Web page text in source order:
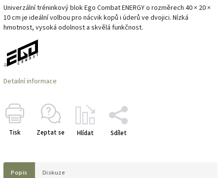
Univerzální tréninkový blok Ego Combat ENERGY o rozměrech 40 × 20 ×
10 cm je ideální volbou pro nácvik kopů i úderů ve dvojici. Nízká
hmotnost, vysoká odolnost a skvělá funkčnost.
a
Detailní informace
Tisk Zeptat se Hlídat Sdílet
Popis Diskuze